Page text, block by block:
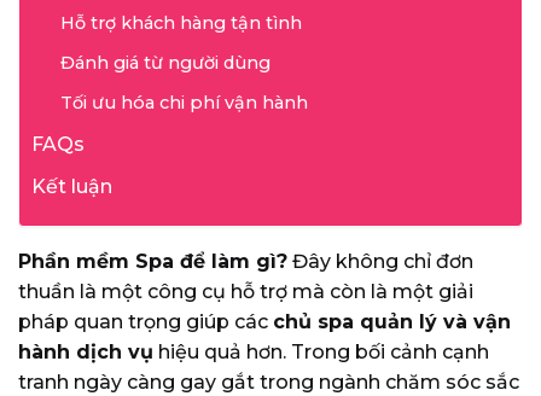
Hỗ trợ khách hàng tận tình
Đánh giá từ người dùng
Tối ưu hóa chi phí vận hành
FAQs
Kết luận
Phần mềm Spa để làm gì? Đây không chỉ đơn
thuần là một công cụ hỗ trợ mà còn là một giải
pháp quan trọng giúp các chủ spa quản lý và vận
hành dịch vụ hiệu quả hơn. Trong bối cảnh cạnh
tranh ngày càng gay gắt trong ngành chăm sóc sắc